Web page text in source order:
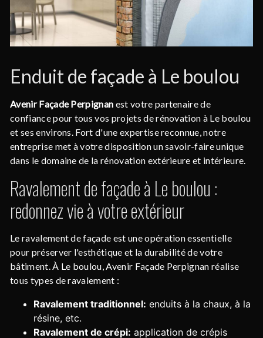
Enduit de façade à Le boulou
Avenir Façade Perpignan est votre partenaire de
confiance pour tous vos projets de rénovation à Le boulou
et ses environs. Fort d'une expertise reconnue, notre
entreprise met à votre disposition un savoir-faire unique
dans le domaine de la rénovation extérieure et intérieure.
Ravalement de façade à Le boulou :
redonnez vie à votre extérieur
Le ravalement de façade est une opération essentielle
pour préserver l'esthétique et la durabilité de votre
bâtiment. À Le boulou, Avenir Façade Perpignan réalise
tous types de ravalement :
Ravalement traditionnel: enduits à la chaux, à la
résine, etc.
Ravalement de crépi: application de crépis